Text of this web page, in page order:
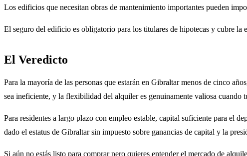
Los edificios que necesitan obras de mantenimiento importantes pueden
El seguro del edificio es obligatorio para los titulares de hipotecas y cubre
El Veredicto
Para la mayoría de las personas que estarán en Gibraltar menos de cinco
sea ineficiente, y la flexibilidad del alquiler es genuinamente valiosa cuando
Para residentes a largo plazo con empleo estable, capital suficiente para el
dado el estatus de Gibraltar sin impuesto sobre ganancias de capital y la
Si aún no estás listo para comprar pero quieres entender el mercado de